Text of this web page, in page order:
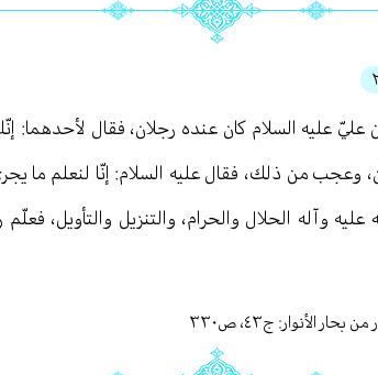
عليه السلام كان عنده رجلان، فقال لأحدهما:
وعجب من ذلك، فقال عليه السلام: إنّا لنعلم ما
وآله الحلال والحرام، والتنزيل والتأويل،
بحار الأنوار: ج٤٣، ص٣٣٠